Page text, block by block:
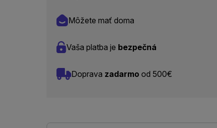
Môžete mať doma
Vaša platba je bezpečná
Doprava zadarmo od 500€